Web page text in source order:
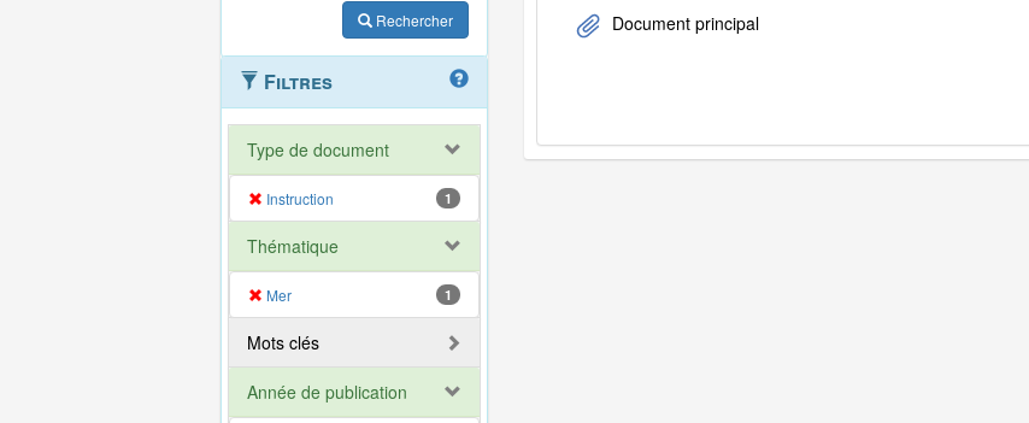
Rechercher
Filtres
Type de document
Instruction 1
Thématique
Mer 1
Mots clés
Année de publication
Document principal